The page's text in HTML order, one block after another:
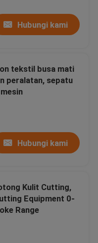
Hubungi kami
tekstil busa mati
peralatan, sepatu
Hubungi kami
Kulit Cutting,
Equipment 0-
Range